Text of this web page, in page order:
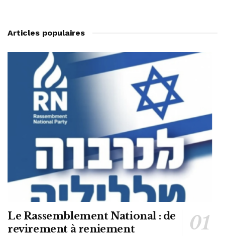
Articles populaires
Le Rassemblement National : de
revirement à reniement